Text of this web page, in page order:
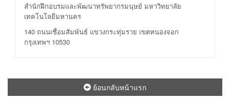
สำนักฝึกอบรมและพัฒนาทรัพยากรมนุษย์ มหาวิทยาลัย
เทคโนโลยีมหานคร
140 ถนนเชื่อมสัมพันธ์ แขวงกระทุ่มราย เขตหนองจอก
กรุงเทพฯ 10530
ย้อนกลับหน้าแรก